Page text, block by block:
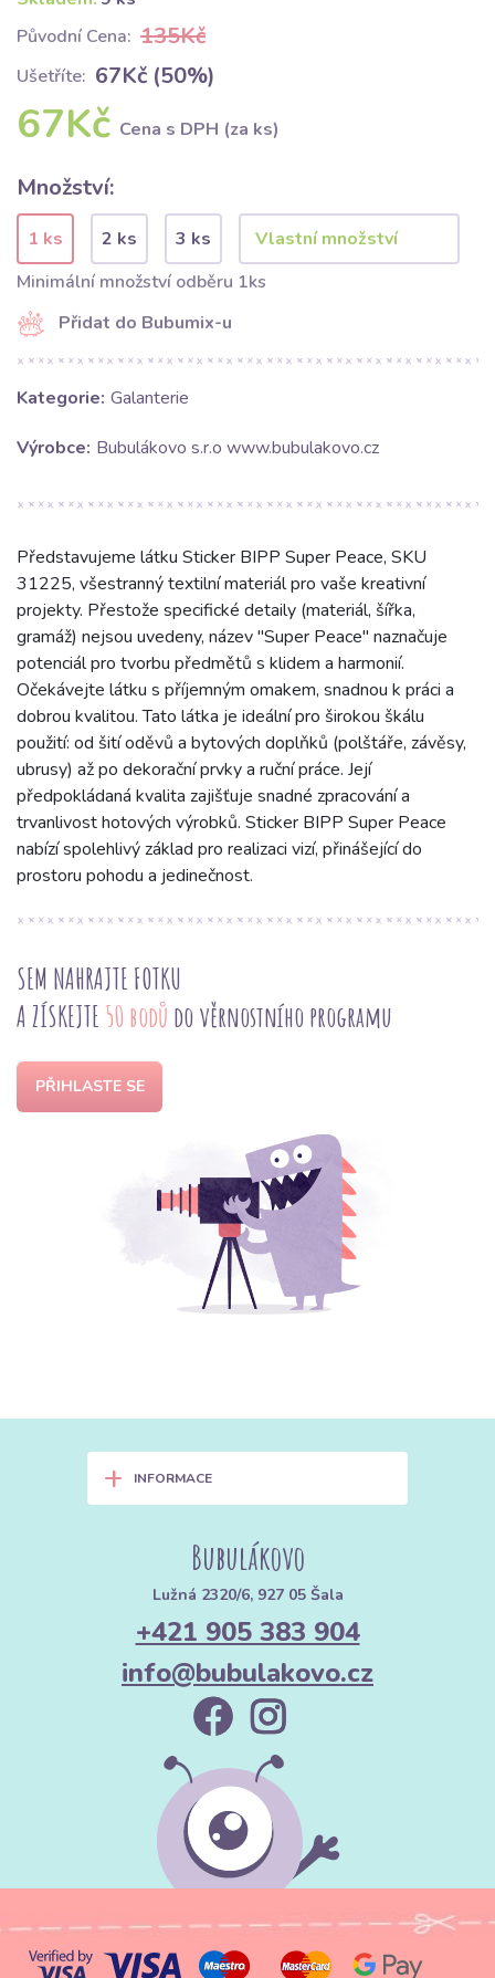
Původní Cena: 135Kč
Ušetříte: 67Kč (50%)
67Kč Cena s DPH (za ks)
Množství:
1 ks 2 ks
3 ks
Minimální množství odběru 1ks
Přidat do Bubumix-u
Kategorie: Galanterie
Výrobce: Bubulákovo s.r.o www.bubulakovo.cz
Představujeme látku Sticker BIPP Super Peace, SKU
31225, všestranný textilní materiál pro vaše kreativní
projekty. Přestože specifické detaily (materiál, šířka,
gramáž) nejsou uvedeny, název "Super Peace" naznačuje
potenciál pro tvorbu předmětů s klidem a harmonií.
Očekávejte látku s příjemným omakem, snadnou k práci a
dobrou kvalitou. Tato látka je ideální pro širokou škálu
použití: od šití oděvů a bytových doplňků (polštáře, závěsy,
ubrusy) až po dekorační prvky a ruční práce. Její
předpokládaná kvalita zajišťuje snadné zpracování a
trvanlivost hotových výrobků. Sticker BIPP Super Peace
nabízí spolehlivý základ pro realizaci vizí, přinášející do
prostoru pohodu a jedinečnost.
SEM NAHRAJTE FOTKU
A ZÍSKEJTE 50 bodů do věrnostního programu
PŘIHLASTE SE
+ INFORMACE
Bubulákovo
Lužná 2320/6, 927 05 Šala
+421 905 383 904
info@bubulakovo.cz